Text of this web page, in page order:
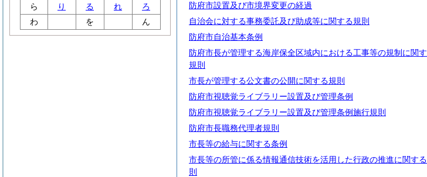
防府市設置及び市境界変更の経過
自治会に対する事務委託及び助成等に関する規則
防府市自治基本条例
防府市長が管理する海岸保全区域内における工事等の規制に関
規則
市長が管理する公文書の公開に関する規則
防府市視聴覚ライブラリー設置及び管理条例
防府市視聴覚ライブラリー設置及び管理条例施行規則
防府市長職務代理者規則
市長等の給与に関する条例
市長等の所管に係る情報通信技術を活用した行政の推進に関す
則
ら
り る れ
ろ
わ
を ん